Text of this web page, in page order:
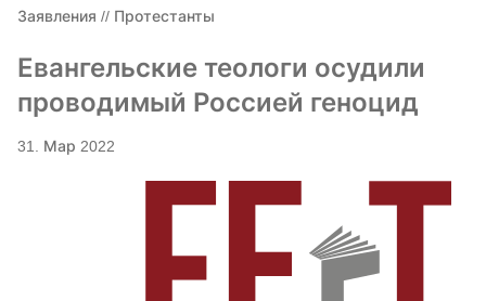
Заявления // Протестанты
Евангельские теологи осудили
проводимый Россией геноцид
31. Мар 2022